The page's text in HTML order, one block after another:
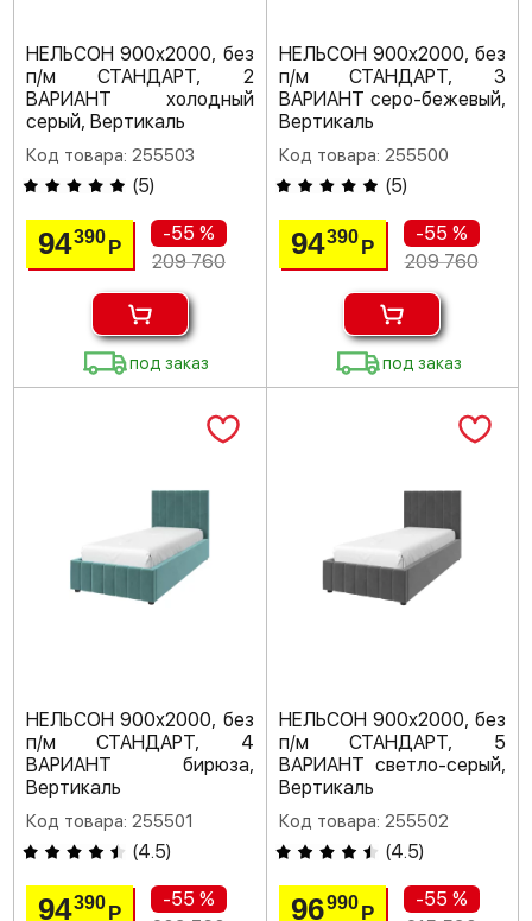
НЕЛЬСОН 900х2000, без
п/м СТАНДАРТ, 2
ВАРИАНТ холодный
серый, Вертикаль
Код товара: 255503
(5)
94390Р
-55 %
209 760
под заказ
НЕЛЬСОН 900х2000, без
п/м СТАНДАРТ, 3
ВАРИАНТ серо-бежевый,
Вертикаль
Код товара: 255500
(5)
94390 Р
-55 %
209 760
под заказ
НЕЛЬСОН 900х2000, без
п/м СТАНДАРТ, 4
ВАРИАНТ бирюза,
Вертикаль
Код товара: 255501
(4.5)
94390Р
-55 %
НЕЛЬСОН 900х2000, без
п/м СТАНДАРТ, 5
ВАРИАНТ светло-серый,
Вертикаль
Код товара: 255502
(4.5)
96990 Р
-55 %